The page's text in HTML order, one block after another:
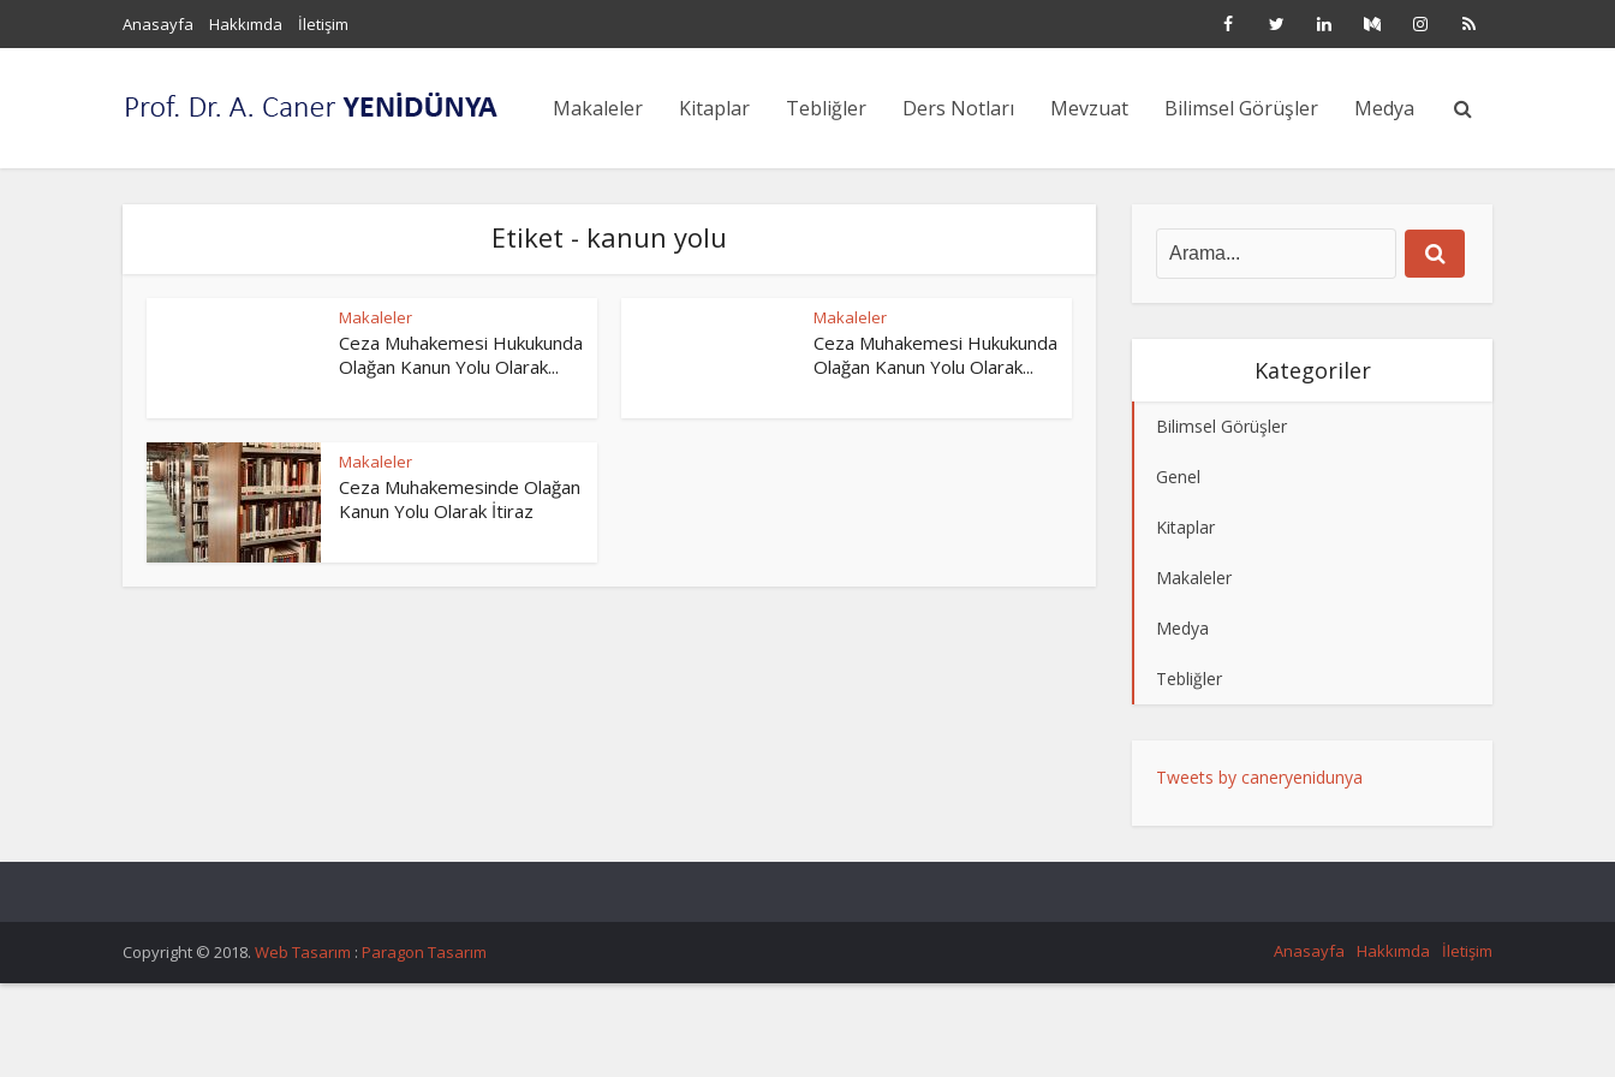
Anasayfa Hakkımda İletişim
Makaleler Kitaplar Tebliğler Ders Notları Mevzuat Bilimsel Görüşler Medya
Etiket - kanun yolu
Makaleler
Ceza Muhakemesi Hukukunda
Olağan Kanun Yolu Olarak...
Makaleler
Ceza Muhakemesi Hukukunda
Olağan Kanun Yolu Olarak...
Makaleler
Ceza Muhakemesinde Olağan
Kanun Yolu Olarak İtiraz
Kategoriler
Bilimsel Görüşler
Genel
Kitaplar
Makaleler
Medya
Tebliğler
Tweets by caneryenidunya
Copyright © 2018. Web Tasarım : Paragon Tasarım Anasayfa Hakkımda İletişim